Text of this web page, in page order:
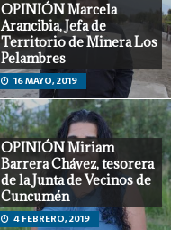
OPINIÓN Marcela
Arancibia, Jefa de
Territorio de Minera Los
Pelambres
16 MAYO, 2019
OPINIÓN Miriam
Barrera Chávez, tesorera
de la Junta de Vecinos de
Cuncumén
4 FEBRERO, 2019